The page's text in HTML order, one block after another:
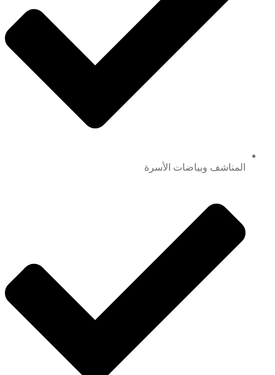
المناشف وبياضات الأسرة